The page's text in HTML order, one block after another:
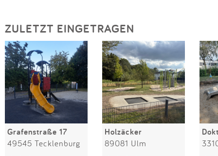
ZULETZT EINGETRAGEN
Grafenstraße 17
49545 Tecklenburg
Holzäcker
89081 Ulm